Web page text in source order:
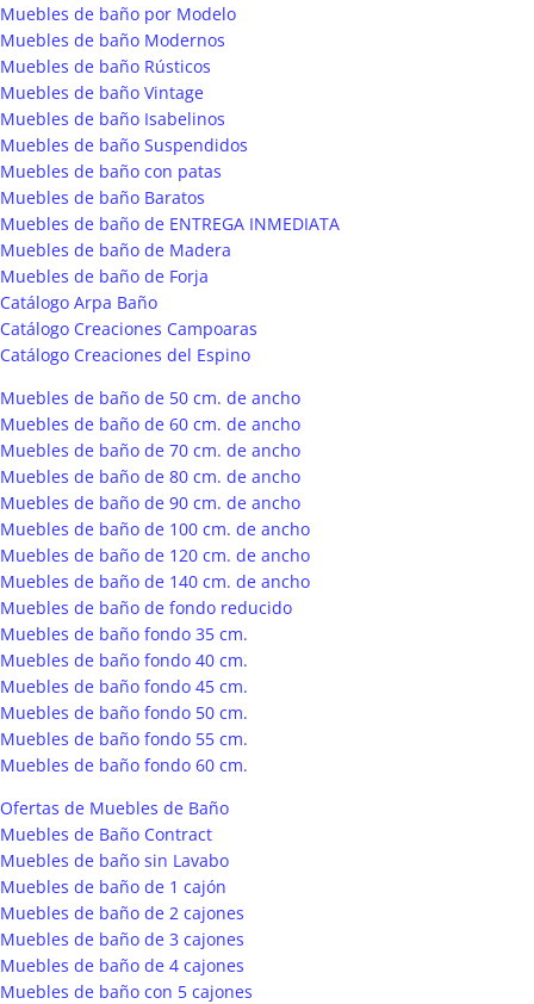
Muebles de baño por Modelo
Muebles de baño Modernos
Muebles de baño Rústicos
Muebles de baño Vintage
Muebles de baño Isabelinos
Muebles de baño Suspendidos
Muebles de baño con patas
Muebles de baño Baratos
Muebles de baño de ENTREGA INMEDIATA
Muebles de baño de Madera
Muebles de baño de Forja
Catálogo Arpa Baño
Catálogo Creaciones Campoaras
Catálogo Creaciones del Espino
Muebles de baño de 50 cm. de ancho
Muebles de baño de 60 cm. de ancho
Muebles de baño de 70 cm. de ancho
Muebles de baño de 80 cm. de ancho
Muebles de baño de 90 cm. de ancho
Muebles de baño de 100 cm. de ancho
Muebles de baño de 120 cm. de ancho
Muebles de baño de 140 cm. de ancho
Muebles de baño de fondo reducido
Muebles de baño fondo 35 cm.
Muebles de baño fondo 40 cm.
Muebles de baño fondo 45 cm.
Muebles de baño fondo 50 cm.
Muebles de baño fondo 55 cm.
Muebles de baño fondo 60 cm.
Ofertas de Muebles de Baño
Muebles de Baño Contract
Muebles de baño sin Lavabo
Muebles de baño de 1 cajón
Muebles de baño de 2 cajones
Muebles de baño de 3 cajones
Muebles de baño de 4 cajones
Muebles de baño con 5 cajones